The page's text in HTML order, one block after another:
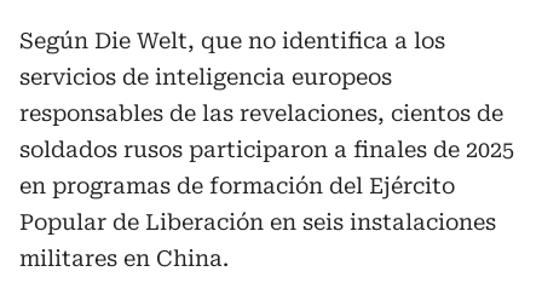
Según Die Welt, que no identifica a los
servicios de inteligencia europeos
responsables de las revelaciones, cientos de
soldados rusos participaron a finales de 2025
en programas de formación del Ejército
Popular de Liberación en seis instalaciones
militares en China.